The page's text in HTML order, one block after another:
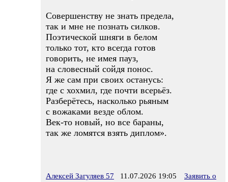
Совершенству не знать предела,
так и мне не познать силков.
Поэтической шняги в белом
только тот, кто всегда готов
говорить, не имея пауз,
на словесный сойдя понос.
Я же сам при своих останусь:
где с хохмил, где почти всерьёз.
Разберётесь, насколько рьяным
с вожаками везде облом.
Век-то новый, но все бараны,
так же ломятся взять диплом».
Алексей Загуляев 57 11.07.2026 19:05
Заявить о